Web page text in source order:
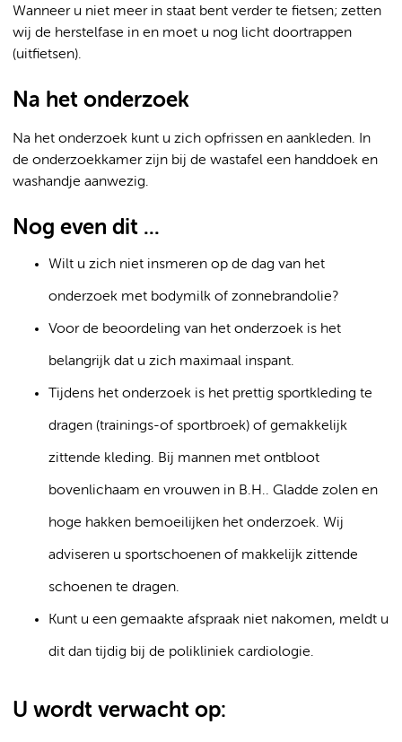
Wanneer u niet meer in staat bent verder te fietsen; zetten
wij de herstelfase in en moet u nog licht doortrappen
(uitfietsen).
Na het onderzoek
Na het onderzoek kunt u zich opfrissen en aankleden. In
de onderzoekkamer zijn bij de wastafel een handdoek en
washandje aanwezig.
Nog even dit ...
Wilt u zich niet insmeren op de dag van het
onderzoek met bodymilk of zonnebrandolie?
Voor de beoordeling van het onderzoek is het
belangrijk dat u zich maximaal inspant.
Tijdens het onderzoek is het prettig sportkleding te
dragen (trainings-of sportbroek) of gemakkelijk
zittende kleding. Bij mannen met ontbloot
bovenlichaam en vrouwen in B.H.. Gladde zolen en
hoge hakken bemoeilijken het onderzoek. Wij
adviseren u sportschoenen of makkelijk zittende
schoenen te dragen.
Kunt u een gemaakte afspraak niet nakomen, meldt u
dit dan tijdig bij de polikliniek cardiologie.
U wordt verwacht op: